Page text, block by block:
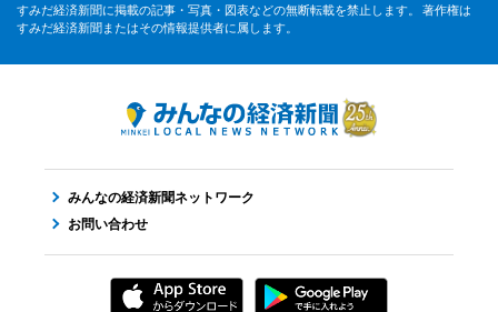
すみだ経済新聞に掲載の記事・写真・図表などの無断転載を禁止します。 著作権は
すみだ経済新聞またはその情報提供者に属します。
みんなの経済新聞ネットワーク
お問い合わせ